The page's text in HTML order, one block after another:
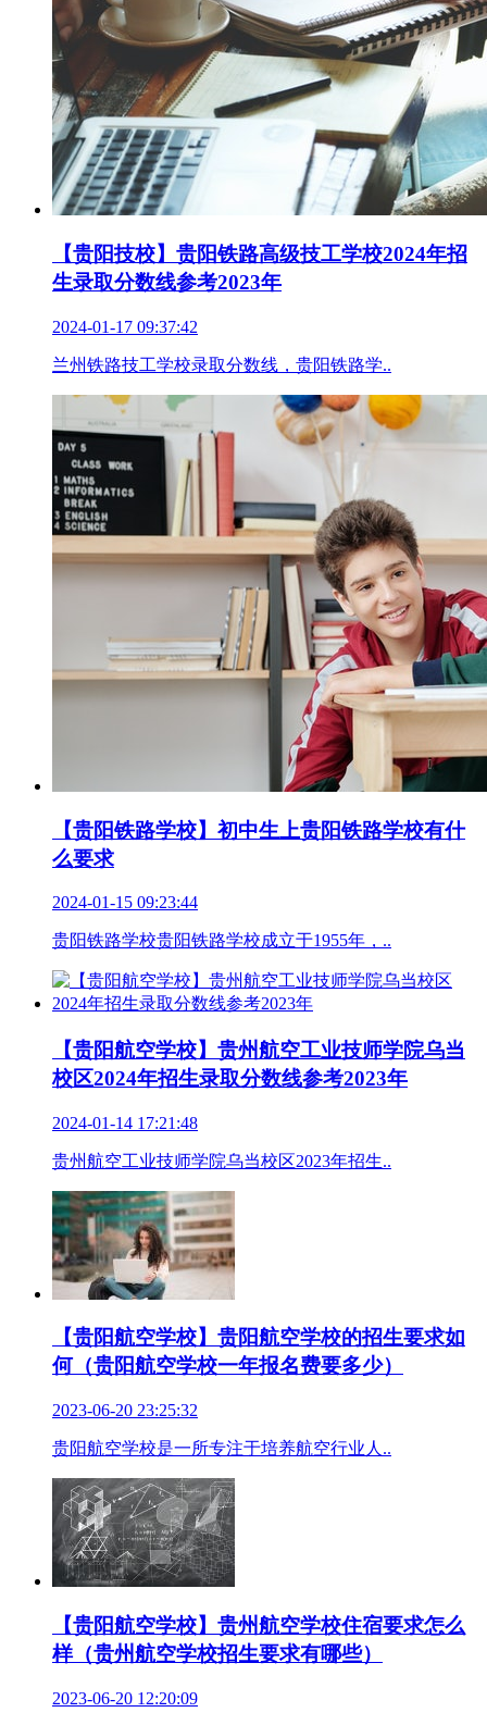
【贵阳技校】贵阳铁路高级技工学校2024年招
生录取分数线参考2023年
2024-01-17 09:37:42
兰州铁路技工学校录取分数线，贵阳铁路学..
【贵阳铁路学校】初中生上贵阳铁路学校有什
么要求
2024-01-15 09:23:44
贵阳铁路学校贵阳铁路学校成立于1955年，..
【贵阳航空学校】贵州航空工业技师学院乌当
校区2024年招生录取分数线参考2023年
2024-01-14 17:21:48
贵州航空工业技师学院乌当校区2023年招生..
【贵阳航空学校】贵阳航空学校的招生要求如
何（贵阳航空学校一年报名费要多少）
2023-06-20 23:25:32
贵阳航空学校是一所专注于培养航空行业人..
【贵阳航空学校】贵州航空学校住宿要求怎么
样（贵州航空学校招生要求有哪些）
2023-06-20 12:20:09